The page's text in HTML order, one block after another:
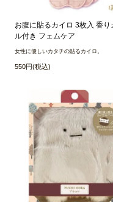
お腹に貼るカイロ 3枚入 香り
ル付き フェムケア
女性に優しいカタチの貼るカイロ。
550円(税込)